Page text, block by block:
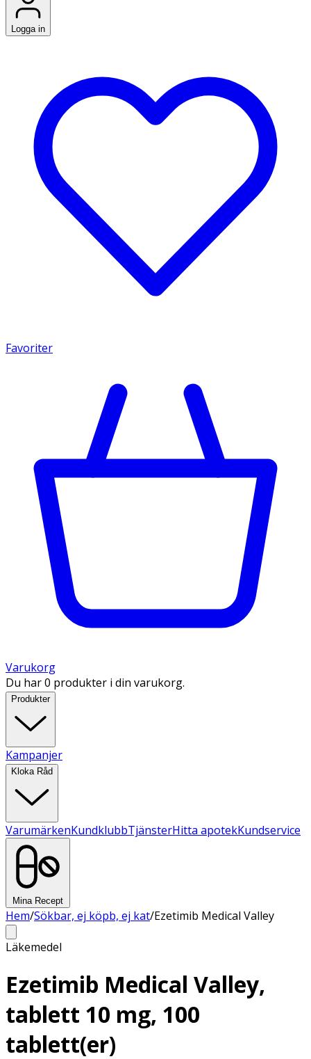
Logga in
Favoriter
Varukorg
Du har 0 produkter i din varukorg.
Produkter
Kampanjer
Kloka Råd
VarumärkenKundklubbTjänsterHitta apotekKundservice
Mina Recept
Hem/Sökbar, ej köpb, ej kat/Ezetimib Medical Valley
Läkemedel
Ezetimib Medical Valley,
tablett 10 mg, 100
tablett(er)